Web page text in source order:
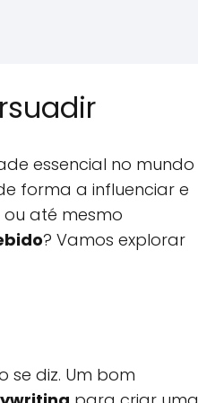
essencial no mundo
forma a influenciar e
até mesmo
? Vamos explorar
se diz. Um bom